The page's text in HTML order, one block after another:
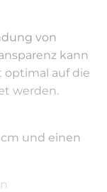
von
kann
auf die
werden.
und einen